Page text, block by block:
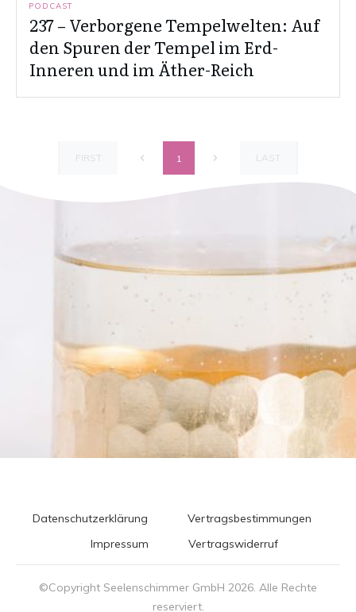
PODCAST
237 – Verborgene Tempelwelten: Auf
den Spuren der Tempel im Erd-
Inneren und im Äther-Reich
FIRST 1 LAST
Datenschutzerklärung
Vertragsbestimmungen
Impressum
Vertragswiderruf
©Copyright Seelenschimmer GmbH 2026. Alle Rechte
reserviert.